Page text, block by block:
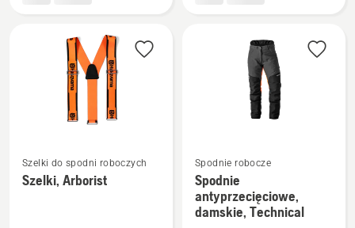
Zobacz
Szelki do spodni roboczych
Szelki, Arborist
Zobacz
więcej
szczegółów
Spodnie robocze
Spodnie
antyprzecięciowe,
damskie, Technical